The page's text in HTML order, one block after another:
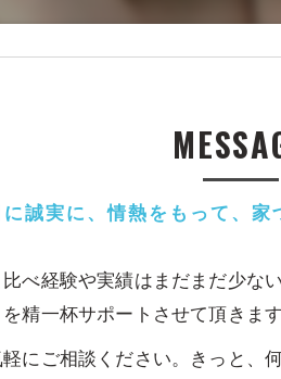
誠実に、情熱をもって、家
べ経験や実績はまだまだ少
精一杯サポートさせて頂きます
にご相談ください。きっと、